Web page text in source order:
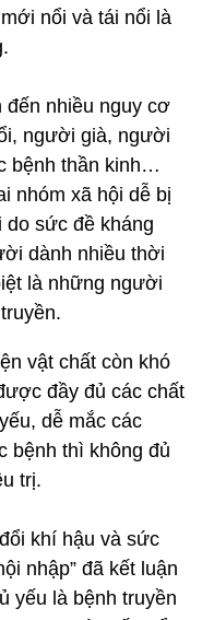
nổi và tái nổi là
đến nhiều nguy cơ
người già, người
bệnh thần kinh…
nhóm xã hội dễ bị
sức đề kháng
dành nhiều thời
là những người
vật chất còn khó
đầy đủ các chất
dễ mắc các
bệnh thì không đủ
trị.
khí hậu và sức
nhập” đã kết luận
yếu là bệnh truyền